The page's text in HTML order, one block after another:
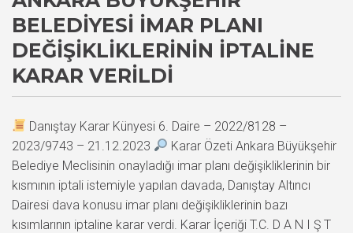
BELEDIYESI İMAR PLANI
DEĞIŞIKLIKLERININ İPTALINE
KARAR VERILDI
Danıştay Karar Künyesi 6. Daire – 2022/8128 –
2023/9743 – 21.12.2023
Karar Özeti Ankara Büyükşehir
Belediye Meclisinin onayladığı imar planı değişikliklerinin bir
kısmının iptali istemiyle yapılan davada, Danıştay Altıncı
Dairesi dava konusu imar planı değişikliklerinin bazı
kısımlarının iptaline karar verdi. Karar İçeriği T.C. D A N I Ş T